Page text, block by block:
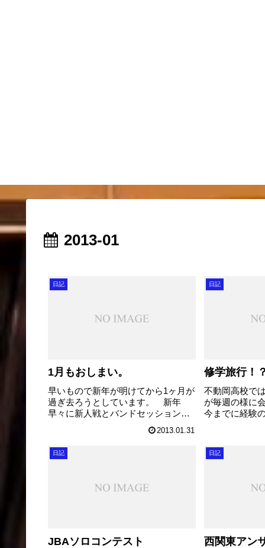
2013-01
日記
1月もおしまい。
早いもので新年が明けてから1ヶ月が
過ぎ去ろうとしています。 新年
早々に新人戦とバンドセッションの
ダブルヘッダーがあり、中学校との
合同練習あり、模試もあり、センタ
ー試験あり、日輪のリハーサルあ
り、とにかくめまぐるしく日々が過
2013.01.31
日記
修学旅行！
不動岡高校で
が毎週の様に
今までに経験
の検討。 旅
びして、各社
日記
JBAソロコンテスト
日記
西関東アン